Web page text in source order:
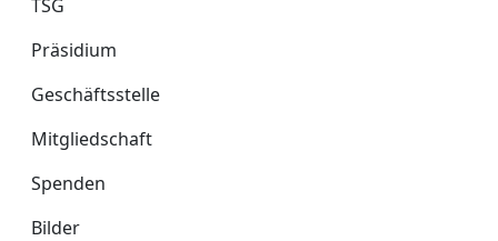
TSG
Präsidium
Geschäftsstelle
Mitgliedschaft
Spenden
Bilder